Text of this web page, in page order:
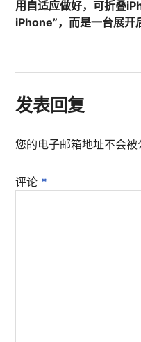
用自适应做好，可折叠
iPhone”，而是一台展开
发表回复
您的电子邮箱地址不会被
评论 *